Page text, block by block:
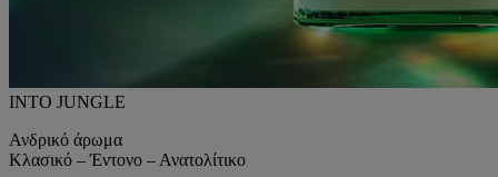
INTO JUNGLE
Ανδρικό άρωμα
Κλασικό – Έντονο – Ανατολίτικο